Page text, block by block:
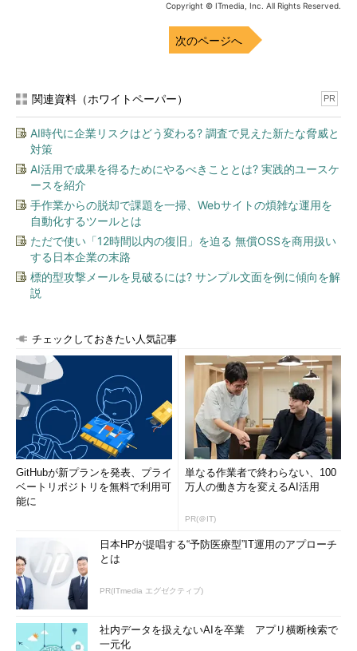
Copyright © ITmedia, Inc. All Rights Reserved.
次のページへ
関連資料（ホワイトペーパー） PR
AI時代に企業リスクはどう変わる? 調査で見えた新たな脅威と
対策
AI活用で成果を得るためにやるべきこととは? 実践的ユースケ
ースを紹介
手作業からの脱却で課題を一掃、Webサイトの煩雑な運用を
自動化するツールとは
ただで使い「12時間以内の復旧」を迫る 無償OSSを商用扱い
する日本企業の末路
標的型攻撃メールを見破るには? サンプル文面を例に傾向を解
説
チェックしておきたい人気記事
GitHubが新プランを発表、プライ
ベートリポジトリを無料で利用可
能に
単なる作業者で終わらない、100
万人の働き方を変えるAI活用
PR(＠IT)
日本HPが提唱する“予防医療型”IT運用のアプローチ
とは
PR(ITmedia エグゼクティブ)
社内データを扱えないAIを卒業 アプリ横断検索で
一元化